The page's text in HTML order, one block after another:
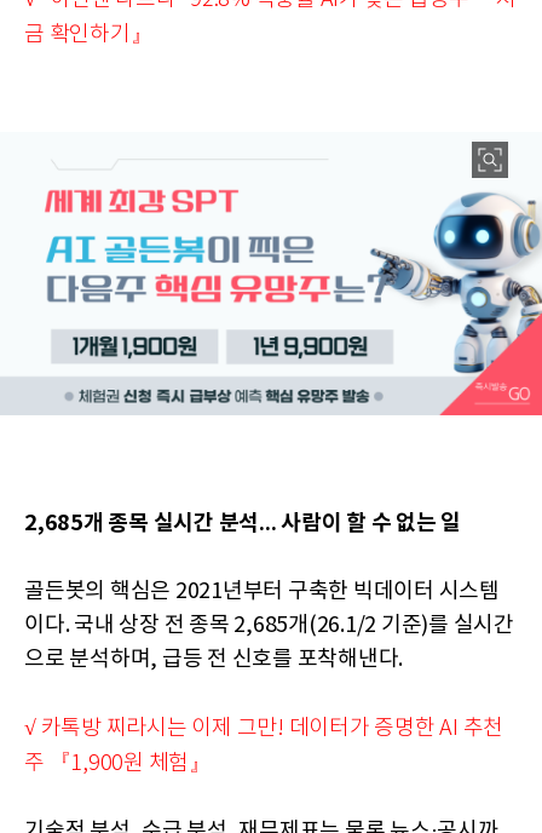
금 확인하기』
2,685개 종목 실시간 분석... 사람이 할 수 없는 일
골든봇의 핵심은 2021년부터 구축한 빅데이터 시스템
이다. 국내 상장 전 종목 2,685개(26.1/2 기준)를 실시간
으로 분석하며, 급등 전 신호를 포착해낸다.
√ 카톡방 찌라시는 이제 그만! 데이터가 증명한 AI 추천
주 『1,900원 체험』